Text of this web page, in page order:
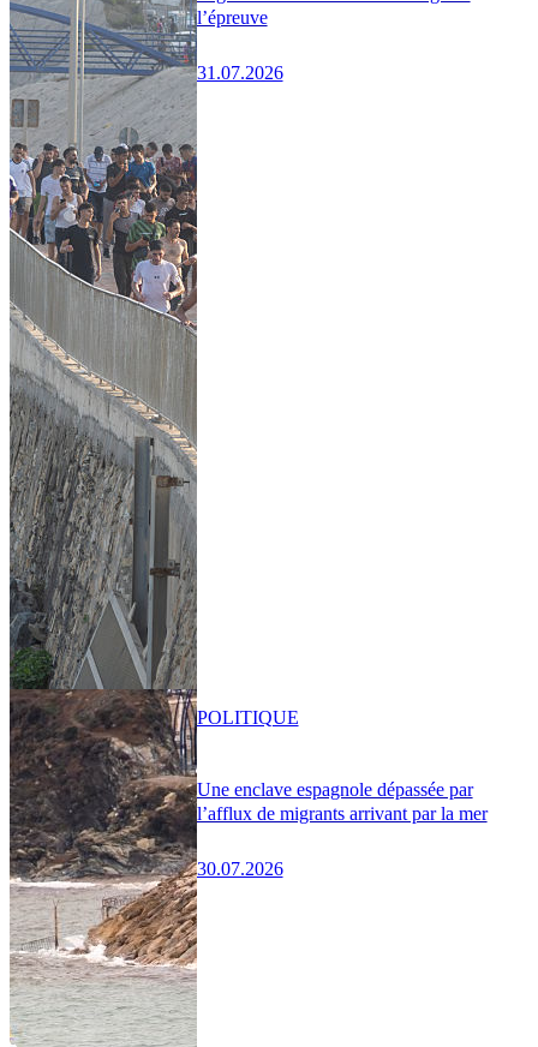
l’épreuve
31.07.2026
Une enclave espagnole dépassée par
l’afflux de migrants arrivant par la mer
30.07.2026
POLITIQUE